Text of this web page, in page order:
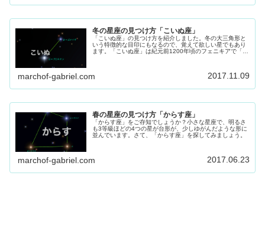
冬の星座の見つけ方「こいぬ座」
「こいぬ座」の見つけ方を紹介しました。冬の大三角形と
いう特徴的な目印にもなるので、覚えて欲しい星でもあり
ます。「こいぬ座」は紀元前1200年頃のフェニキアで「海
marchof-gabriel.com 2017.11.09
春の星座の見つけ方「からす座」
「からす座」をご存知でしょうか？小さな星座で、明るさ
も3等級ほどの4つの星が台形が、少しゆがんだような形に
並んでいます。さて、「からす座」を探してみましょう。
marchof-gabriel.com 2017.06.23